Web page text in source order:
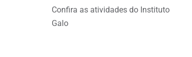
Confira as atividades do Instituto
Galo